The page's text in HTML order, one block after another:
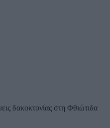
δακοκτονίας στη Φθιώτιδα